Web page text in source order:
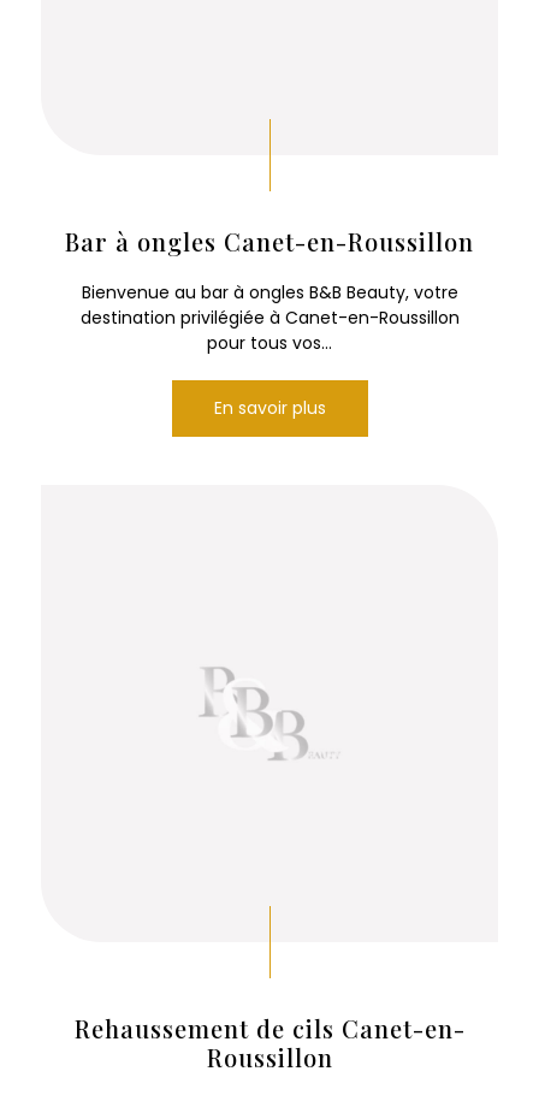
Bar à ongles Canet-en-Roussillon
Bienvenue au bar à ongles B&B Beauty, votre
destination privilégiée à Canet-en-Roussillon
pour tous vos...
En savoir plus
Rehaussement de cils Canet-en-
Roussillon